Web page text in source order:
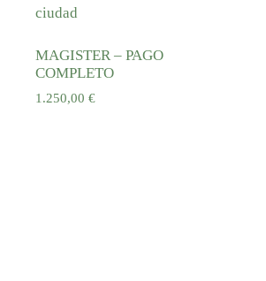
MAGISTER – PAGO
COMPLETO
1.250,00 €